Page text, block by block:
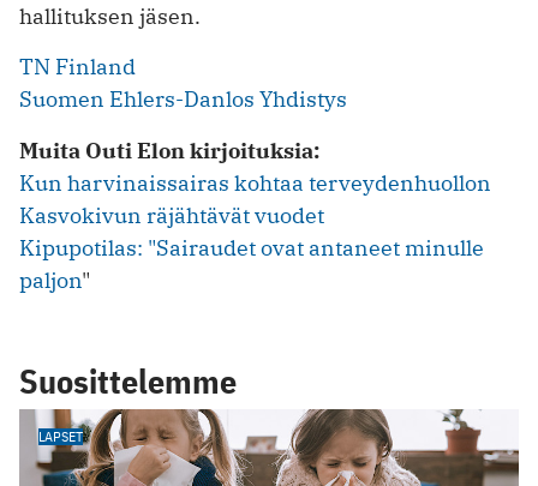
hallituksen jäsen.
TN Finland
Suomen Ehlers-Danlos Yhdistys
Muita Outi Elon kirjoituksia:
Kun harvinaissairas kohtaa terveydenhuollon
Kasvokivun räjähtävät vuodet
Kipupotilas: "Sairaudet ovat antaneet minulle
paljon"
Suosittelemme
LAPSET